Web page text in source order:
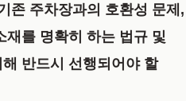
존 주차장과의 호환성 문제,
재를 명확히 하는 법규 및
반드시 선행되어야 할